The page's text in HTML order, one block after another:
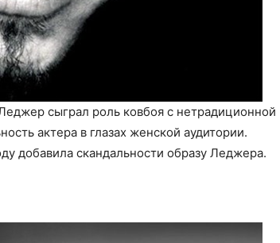
сыграл роль ковбоя с нетрадиционной
актера в глазах женской аудитории.
добавила скандальности образу Леджера.